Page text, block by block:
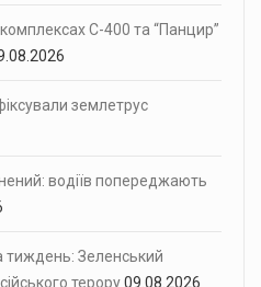
С-400 та “Панцир”
землетрус
водіїв попереджають
тиждень: Зеленський
терору09.08.2026